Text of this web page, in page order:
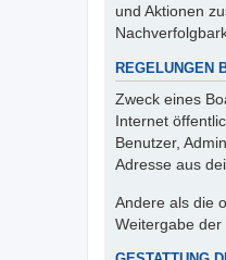
und Aktionen
REGELUNGEN
Zweck eines
Internet
Benutzer,
Adresse aus
Andere als die
Weitergabe der